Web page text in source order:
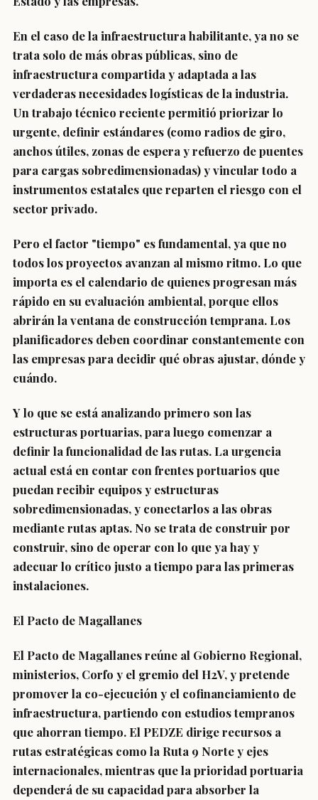
En el caso de la infraestructura habilitante, ya no se
trata solo de más obras públicas, sino de
infraestructura compartida y adaptada a las
verdaderas necesidades logísticas de la industria.
Un trabajo técnico reciente permitió priorizar lo
urgente, definir estándares (como radios de giro,
anchos útiles, zonas de espera y refuerzo de puentes
para cargas sobredimensionadas) y vincular todo a
instrumentos estatales que reparten el riesgo con el
sector privado.
Pero el factor "tiempo" es fundamental, ya que no
todos los proyectos avanzan al mismo ritmo. Lo que
importa es el calendario de quienes progresan más
rápido en su evaluación ambiental, porque ellos
abrirán la ventana de construcción temprana. Los
planificadores deben coordinar constantemente con
las empresas para decidir qué obras ajustar, dónde y
cuándo.
Y lo que se está analizando primero son las
estructuras portuarias, para luego comenzar a
definir la funcionalidad de las rutas. La urgencia
actual está en contar con frentes portuarios que
puedan recibir equipos y estructuras
sobredimensionadas, y conectarlos a las obras
mediante rutas aptas. No se trata de construir por
construir, sino de operar con lo que ya hay y
adecuar lo crítico justo a tiempo para las primeras
instalaciones.
El Pacto de Magallanes
El Pacto de Magallanes reúne al Gobierno Regional,
ministerios, Corfo y el gremio del H2V, y pretende
promover la co-ejecución y el cofinanciamiento de
infraestructura, partiendo con estudios tempranos
que ahorran tiempo. El PEDZE dirige recursos a
rutas estratégicas como la Ruta 9 Norte y ejes
internacionales, mientras que la prioridad portuaria
dependerá de su capacidad para absorber la